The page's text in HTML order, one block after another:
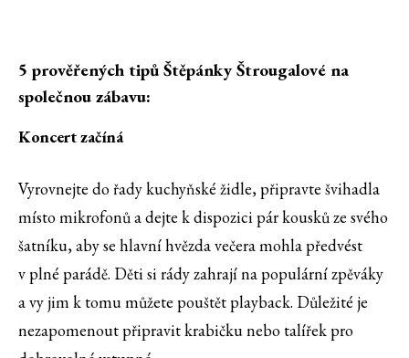
5 prověřených tipů Štěpánky Štrougalové na
společnou zábavu:
Koncert začíná
Vyrovnejte do řady kuchyňské židle, připravte švihadla
místo mikrofonů a dejte k dispozici pár kousků ze svého
šatníku, aby se hlavní hvězda večera mohla předvést
v plné parádě. Děti si rády zahrají na populární zpěváky
a vy jim k tomu můžete pouštět playback. Důležité je
nezapomenout připravit krabičku nebo talířek pro